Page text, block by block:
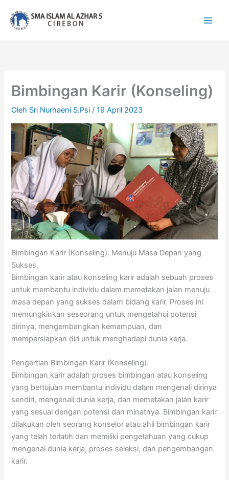
konten
Bimbingan Karir (Konseling)
Oleh Sri Nurhaeni S.Psi/19 April 2023
Bimbingan Karir (Konseling): Menuju Masa Depan yang
Sukses.
Bimbingan karir atau konseling karir adalah sebuah proses
untuk membantu individu dalam memetakan jalan menuju
masa depan yang sukses dalam bidang karir. Proses ini
memungkinkan seseorang untuk mengetahui potensi
dirinya, mengembangkan kemampuan, dan
mempersiapkan diri untuk menghadapi dunia kerja.
Pengertian Bimbingan Karir (Konseling).
Bimbingan karir adalah proses bimbingan atau konseling
yang bertujuan membantu individu dalam mengenali dirinya
sendiri, mengenali dunia kerja, dan memetakan jalan karir
yang sesuai dengan potensi dan minatnya. Bimbingan karir
dilakukan oleh seorang konselor atau ahli bimbingan karir
yang telah terlatih dan memiliki pengetahuan yang cukup
mengenai dunia kerja, proses seleksi, dan pengembangan
karir.